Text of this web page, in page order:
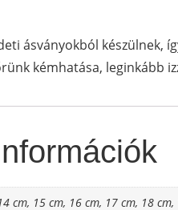
ásványokból készülnek,
kémhatása, leginkább
cm, 15 cm, 16 cm, 17 cm, 18